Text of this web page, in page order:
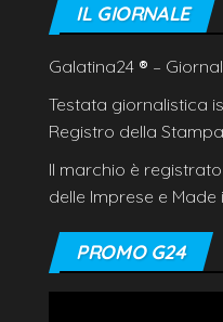
IL GIORNALE
Galatina24 ® –
Testata giornalistica
Registro della
Il marchio è
delle Imprese e Made
PROMO G24